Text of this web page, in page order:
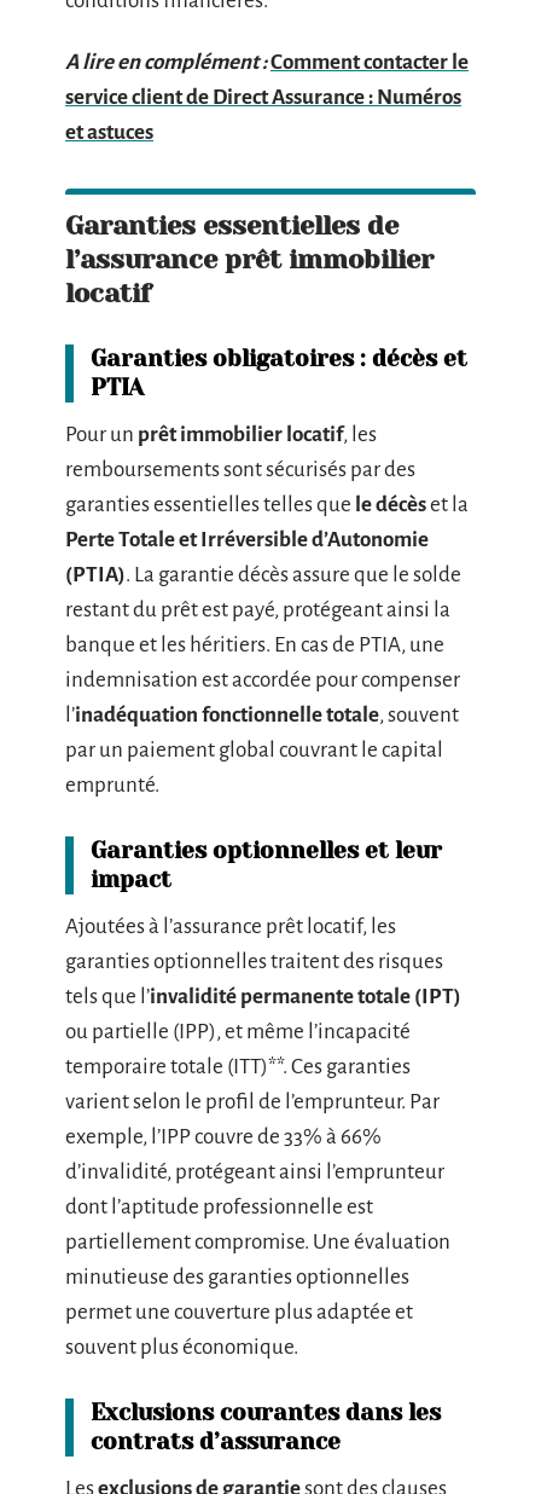
A lire en complément :Comment contacter le
service client de Direct Assurance : Numéros
et astuces
Garanties essentielles de
l’assurance prêt immobilier
locatif
Garanties obligatoires : décès et
PTIA
Pour un prêt immobilier locatif, les
remboursements sont sécurisés par des
garanties essentielles telles que le décèset la
Perte Totale et Irréversible d’Autonomie
(PTIA). La garantie décès assure que le solde
restant du prêt est payé, protégeant ainsi la
banque et les héritiers. En cas de PTIA, une
indemnisation est accordée pour compenser
l’inadéquation fonctionnelle totale, souvent
par un paiement global couvrant le capital
emprunté.
Garanties optionnelles et leur
impact
Ajoutées à l’assurance prêt locatif, les
garanties optionnelles traitent des risques
tels que l’invalidité permanente totale (IPT)
ou partielle (IPP), et même l’incapacité
temporaire totale (ITT)**. Ces garanties
varient selon le profil de l’emprunteur. Par
exemple, l’IPP couvre de 33% à 66%
d’invalidité, protégeant ainsi l’emprunteur
dont l’aptitude professionnelle est
partiellement compromise. Une évaluation
minutieuse des garanties optionnelles
permet une couverture plus adaptée et
souvent plus économique.
Exclusions courantes dans les
contrats d’assurance
Lesexclusions de garantiesont des clauses